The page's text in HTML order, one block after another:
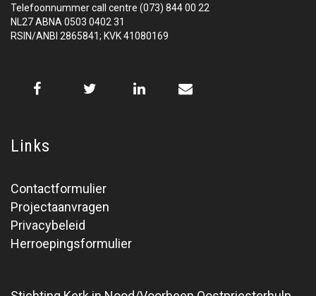
Telefoonnummer call centre (073) 844 00 22
NL27 ABNA 0503 0402 31
RSIN/ANBI 2865841; KVK 41080169
Links
Contactformulier
Projectaanvragen
Privacybeleid
Herroepingsformulier